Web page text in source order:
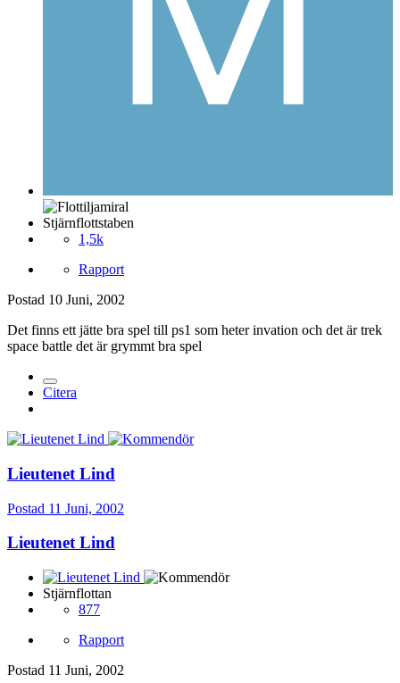
Stjärnflottstaben
1,5k
Rapport
Postad 10 Juni, 2002
Det finns ett jätte bra spel till ps1 som heter invation och det är trek
space battle det är grymmt bra spel
Citera
Lieutenet Lind
Postad 11 Juni, 2002
Lieutenet Lind
Stjärnflottan
877
Rapport
Postad 11 Juni, 2002